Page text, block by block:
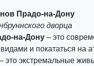
Прадо-на-Дону
дворца
на-Дону– это
и покататься
это экстремальные